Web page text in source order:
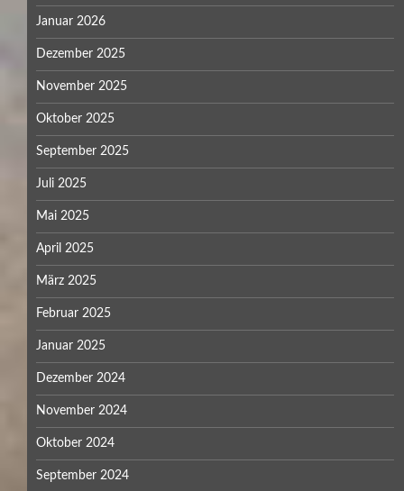
Januar 2026
Dezember 2025
November 2025
Oktober 2025
September 2025
Juli 2025
Mai 2025
April 2025
März 2025
Februar 2025
Januar 2025
Dezember 2024
November 2024
Oktober 2024
September 2024